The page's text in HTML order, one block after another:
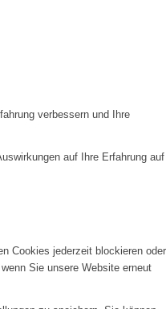
verbessern und Ihre
auf Ihre Erfahrung auf
Cookies jederzeit blockieren oder
Sie unsere Website erneut